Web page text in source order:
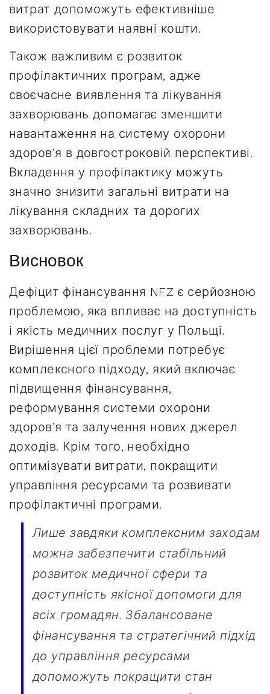
витрат допоможуть ефективніше
використовувати наявні кошти.
Також важливим є розвиток
профілактичних програм, адже
своєчасне виявлення та лікування
захворювань допомагає зменшити
навантаження на систему охорони
здоров’я в довгостроковій перспективі.
Вкладення у профілактику можуть
значно знизити загальні витрати на
лікування складних та дорогих
захворювань.
Висновок
Дефіцит фінансування NFZ є серйозною
проблемою, яка впливає на доступність
і якість медичних послуг у Польщі.
Вирішення цієї проблеми потребує
комплексного підходу, який включає
підвищення фінансування,
реформування системи охорони
здоров’я та залучення нових джерел
доходів. Крім того, необхідно
оптимізувати витрати, покращити
управління ресурсами та розвивати
профілактичні програми.
Лише завдяки комплексним заходам
можна забезпечити стабільний
розвиток медичної сфери та
доступність якісної допомоги для
всіх громадян. Збалансоване
фінансування та стратегічний підхід
до управління ресурсами
допоможуть покращити стан